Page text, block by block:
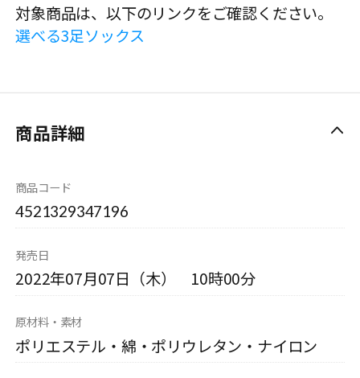
対象商品は、以下のリンクをご確認ください。
選べる3足ソックス
商品詳細
商品コード
4521329347196
発売日
2022年07月07日（木） 10時00分
原材料・素材
ポリエステル・綿・ポリウレタン・ナイロン